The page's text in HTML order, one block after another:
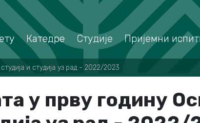
Катедре Студије Пријемни
и студија уз рад - 2022/2023
у прву годину